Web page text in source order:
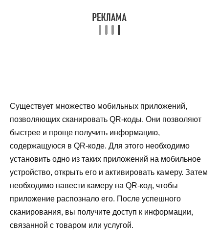
Существует множество мобильных приложений,
позволяющих сканировать QR-коды. Они позволяют
быстрее и проще получить информацию,
содержащуюся в QR-коде. Для этого необходимо
установить одно из таких приложений на мобильное
устройство, открыть его и активировать камеру. Затем
необходимо навести камеру на QR-код, чтобы
приложение распознало его. После успешного
сканирования, вы получите доступ к информации,
связанной с товаром или услугой.